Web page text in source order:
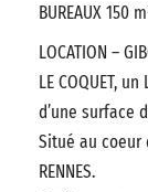
BUREAUX 150
LOCATION –
LE COQUET,
d’une surface
Situé au coeur
RENNES.